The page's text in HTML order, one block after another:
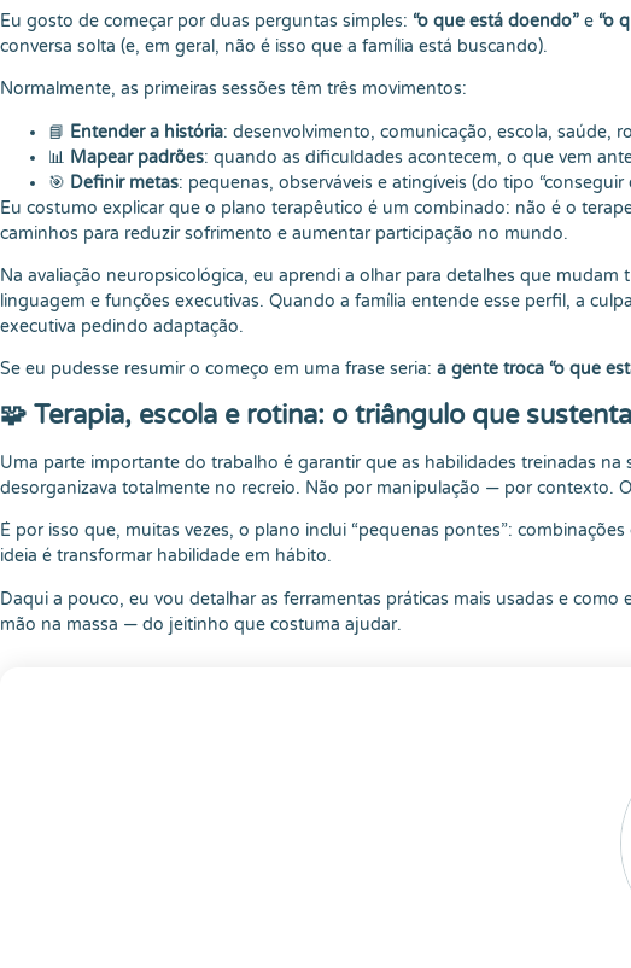
Eu gosto de começar por duas perguntas simples: “o que está doendo” e “o
conversa solta (e, em geral, não é isso que a família está buscando).
Normalmente, as primeiras sessões têm três movimentos:
📘 Entender a história: desenvolvimento, comunicação, escola, saúde,
📊 Mapear padrões: quando as dificuldades acontecem, o que vem
🎯 Definir metas: pequenas, observáveis e atingíveis (do tipo
Eu costumo explicar que o plano terapêutico é um combinado: não é o
caminhos para reduzir sofrimento e aumentar participação no mundo.
Na avaliação neuropsicológica, eu aprendi a olhar para detalhes que
linguagem e funções executivas. Quando a família entende esse perfil, a
executiva pedindo adaptação.
Se eu pudesse resumir o começo em uma frase seria: a gente troca “o que
🧩 Terapia, escola e rotina: o triângulo que
Uma parte importante do trabalho é garantir que as habilidades treinadas
desorganizava totalmente no recreio. Não por manipulação — por contexto.
É por isso que, muitas vezes, o plano inclui “pequenas pontes”:
ideia é transformar habilidade em hábito.
Daqui a pouco, eu vou detalhar as ferramentas práticas mais usadas e
mão na massa — do jeitinho que costuma ajudar.